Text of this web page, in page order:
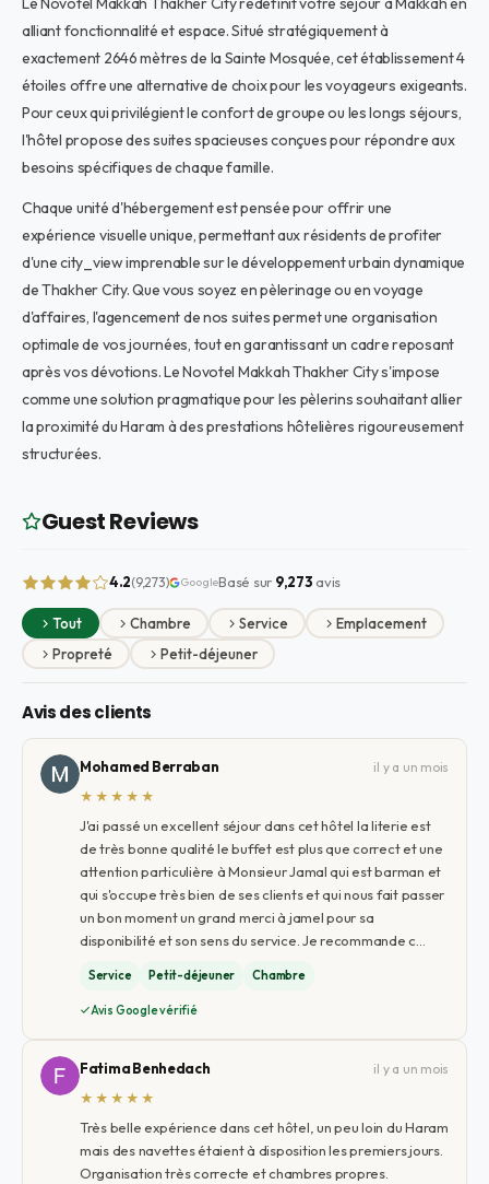
alliant fonctionnalité et espace. Situé stratégiquement à
exactement 2646 mètres de la Sainte Mosquée, cet établissement 4
étoiles offre une alternative de choix pour les voyageurs exigeants.
Pour ceux qui privilégient le confort de groupe ou les longs séjours,
l'hôtel propose des suites spacieuses conçues pour répondre aux
besoins spécifiques de chaque famille.
Chaque unité d'hébergement est pensée pour offrir une
expérience visuelle unique, permettant aux résidents de profiter
d'une city_view imprenable sur le développement urbain dynamique
de Thakher City. Que vous soyez en pèlerinage ou en voyage
d'affaires, l'agencement de nos suites permet une organisation
optimale de vos journées, tout en garantissant un cadre reposant
après vos dévotions. Le Novotel Makkah Thakher City s'impose
comme une solution pragmatique pour les pèlerins souhaitant allier
la proximité du Haram à des prestations hôtelières rigoureusement
structurées.
Guest Reviews
4.2(9,273) GoogleBasé sur 9,273 avis
Tout Chambre Service
Emplacement
Propreté
Petit-déjeuner
Avis des clients
Mohamed Berraban
il y a un mois
★★★★★
J'ai passé un excellent séjour dans cet hôtel la literie est
de très bonne qualité le buffet est plus que correct et une
attention particulière à Monsieur Jamal qui est barman et
qui s'occupe très bien de ses clients et qui nous fait passer
un bon moment un grand merci à jamel pour sa
disponibilité et son sens du service. Je recommande c…
Service Petit-déjeuner Chambre
Avis Google vérifié
Fatima Benhedach
il y a un mois
★★★★★
Très belle expérience dans cet hôtel, un peu loin du Haram
mais des navettes étaient à disposition les premiers jours.
Organisation très correcte et chambres propres.